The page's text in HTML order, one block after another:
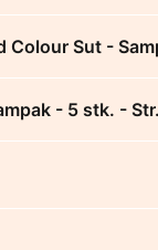
Colour Sut -
- 5 stk. -